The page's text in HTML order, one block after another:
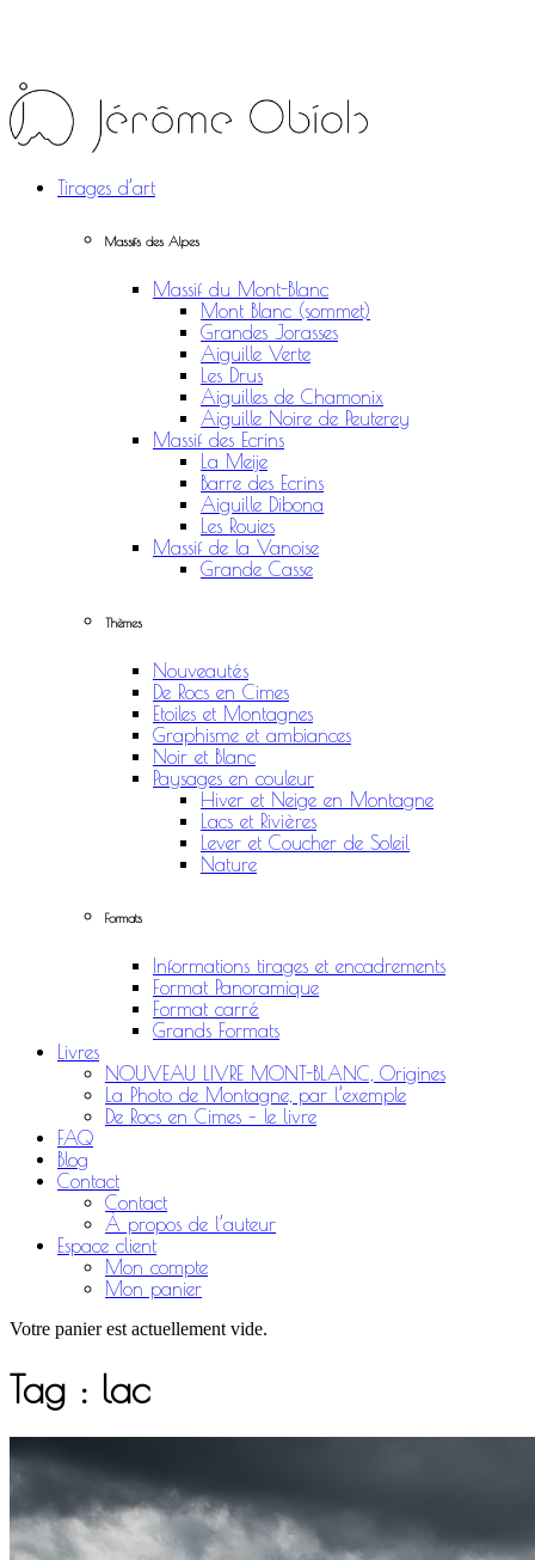
Tirages d’art
Massifs des Alpes
Massif du Mont-Blanc
Mont Blanc (sommet)
Grandes Jorasses
Aiguille Verte
Les Drus
Aiguilles de Chamonix
Aiguille Noire de Peuterey
Massif des Ecrins
La Meije
Barre des Ecrins
Aiguille Dibona
Les Rouies
Massif de la Vanoise
Grande Casse
Thèmes
Nouveautés
De Rocs en Cimes
Etoiles et Montagnes
Graphisme et ambiances
Noir et Blanc
Paysages en couleur
Hiver et Neige en Montagne
Lacs et Rivières
Lever et Coucher de Soleil
Nature
Formats
Informations tirages et encadrements
Format Panoramique
Format carré
Grands Formats
Livres
NOUVEAU LIVRE MONT-BLANC, Origines
La Photo de Montagne, par l’exemple
De Rocs en Cimes – le livre
FAQ
Blog
Contact
Contact
À propos de l’auteur
Espace client
Mon compte
Mon panier
Votre panier est actuellement vide.
Tag : lac